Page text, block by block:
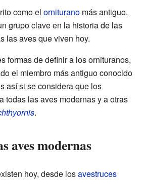
como el orniturano más antiguo.
grupo clave en la historia de las
las aves que viven hoy.
formas de definir a los ornituranos,
el miembro más antiguo conocido
así si se considera que los
todas las aves modernas y a otras
.
aves modernas
hoy, desde losavestruces